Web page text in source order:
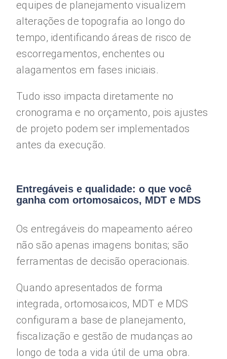
equipes de planejamento visualizem
alterações de topografia ao longo do
tempo, identificando áreas de risco de
escorregamentos, enchentes ou
alagamentos em fases iniciais.
Tudo isso impacta diretamente no
cronograma e no orçamento, pois ajustes
de projeto podem ser implementados
antes da execução.
Entregáveis e qualidade: o que você
ganha com ortomosaicos, MDT e MDS
Os entregáveis do mapeamento aéreo
não são apenas imagens bonitas; são
ferramentas de decisão operacionais.
Quando apresentados de forma
integrada, ortomosaicos, MDT e MDS
configuram a base de planejamento,
fiscalização e gestão de mudanças ao
longo de toda a vida útil de uma obra.